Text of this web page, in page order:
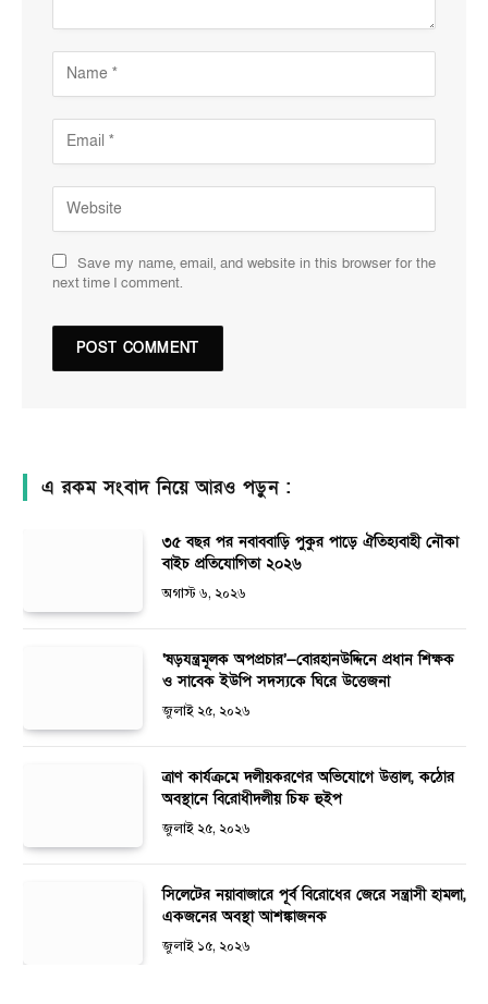
Save my name, email, and website in this browser for the
next time I comment.
এ রকম সংবাদ নিয়ে আরও পড়ুন :
৩৫ বছর পর নবাববাড়ি পুকুর পাড়ে ঐতিহ্যবাহী নৌকা
বাইচ প্রতিযোগিতা ২০২৬
অগাস্ট ৬, ২০২৬
‘ষড়যন্ত্রমূলক অপপ্রচার’—বোরহানউদ্দিনে প্রধান শিক্ষক
ও সাবেক ইউপি সদস্যকে ঘিরে উত্তেজনা
জুলাই ২৫, ২০২৬
ত্রাণ কার্যক্রমে দলীয়করণের অভিযোগে উত্তাল, কঠোর
অবস্থানে বিরোধীদলীয় চিফ হুইপ
জুলাই ২৫, ২০২৬
সিলেটের নয়াবাজারে পূর্ব বিরোধের জেরে সন্ত্রাসী হামলা,
একজনের অবস্থা আশঙ্কাজনক
জুলাই ১৫, ২০২৬